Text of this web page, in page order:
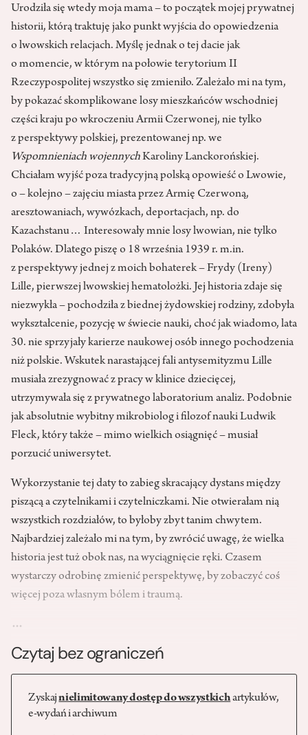
Urodziła się wtedy moja mama – to początek mojej prywatnej
historii, którą traktuję jako punkt wyjścia do opowiedzenia
o lwowskich relacjach. Myślę jednak o tej dacie jak
o momencie, w którym na połowie terytorium II
Rzeczypospolitej wszystko się zmieniło. Zależało mi na tym,
by pokazać skomplikowane losy mieszkańców wschodniej
części kraju po wkroczeniu Armii Czerwonej, nie tylko
z perspektywy polskiej, prezentowanej np. we
Wspomnieniach wojennychKaroliny Lanckorońskiej.
Chciałam wyjść poza tradycyjną polską opowieść o Lwowie,
o – kolejno – zajęciu miasta przez Armię Czerwoną,
aresztowaniach, wywózkach, deportacjach, np. do
Kazachstanu… Interesowały mnie losy lwowian, nie tylko
Polaków. Dlatego piszę o 18 września 1939 r. m.in.
z perspektywy jednej z moich bohaterek – Frydy (Ireny)
Lille, pierwszej lwowskiej hematolożki. Jej historia zdaje się
niezwykła – pochodziła z biednej żydowskiej rodziny, zdobyła
wykształcenie, pozycję w świecie nauki, choć jak wiadomo, lata
30. nie sprzyjały karierze naukowej osób innego pochodzenia
niż polskie. Wskutek narastającej fali antysemityzmu Lille
musiała zrezygnować z pracy w klinice dziecięcej,
utrzymywała się z prywatnego laboratorium analiz. Podobnie
jak absolutnie wybitny mikrobiolog i filozof nauki Ludwik
Fleck, który także – mimo wielkich osiągnięć – musiał
porzucić uniwersytet.
Wykorzystanie tej daty to zabieg skracający dystans między
piszącą a czytelnikami i czytelniczkami. Nie otwierałam nią
wszystkich rozdziałów, to byłoby zbyt tanim chwytem.
Najbardziej zależało mi na tym, by zwrócić uwagę, że wielka
historia jest tuż obok nas, na wyciągnięcie ręki. Czasem
wystarczy odrobinę zmienić perspektywę, by zobaczyć coś
więcej poza własnym bólem i traumą.
…
Czytaj bez ograniczeń
Zyskajnielimitowany dostęp do wszystkichartykułów,
e-wydań i archiwum